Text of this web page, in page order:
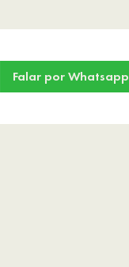
Falar por Whatsapp